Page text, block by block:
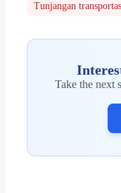
Tunjangan
Take the next